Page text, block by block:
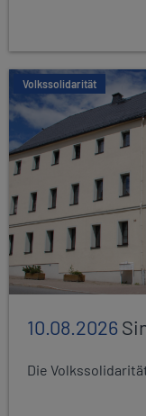
Volkssolidarität
10.08.2026
Die